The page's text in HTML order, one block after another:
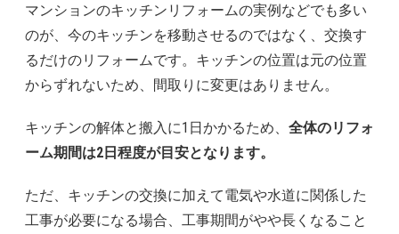
マンションのキッチンリフォームの実例などでも多い
のが、今のキッチンを移動させるのではなく、交換す
るだけのリフォームです。キッチンの位置は元の位置
からずれないため、間取りに変更はありません。
キッチンの解体と搬入に1日かかるため、 全体のリフォ
ーム期間は2日程度が目安となります。
ただ、キッチンの交換に加えて電気や水道に関係した
工事が必要になる場合、工事期間がやや長くなること